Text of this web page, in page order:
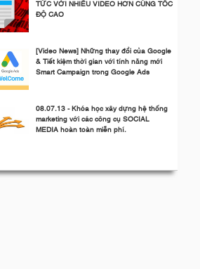
TỨC VỚI NHIỀU VIDEO HƠN CÙNG TỐC
ĐỘ CAO
[Video News] Những thay đổi của Google
& Tiết kiệm thời gian với tính năng mới
Smart Campaign trong Google Ads
08.07.13 - Khóa học xây dựng hệ thống
marketing với các công cụ SOCIAL
MEDIA hoàn toàn miễn phí.